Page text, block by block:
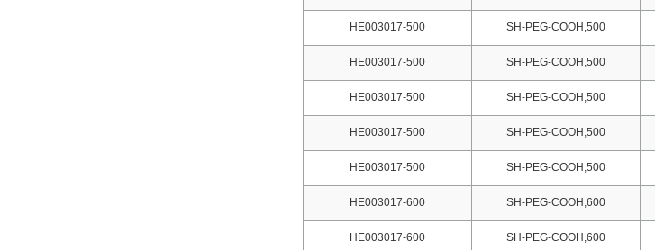
HE003017-500 SH-PEG-COOH,500
HE003017-500 SH-PEG-COOH,500
HE003017-500 SH-PEG-COOH,500
HE003017-500 SH-PEG-COOH,500
HE003017-500 SH-PEG-COOH,500
HE003017-600 SH-PEG-COOH,600
HE003017-600 SH-PEG-COOH,600